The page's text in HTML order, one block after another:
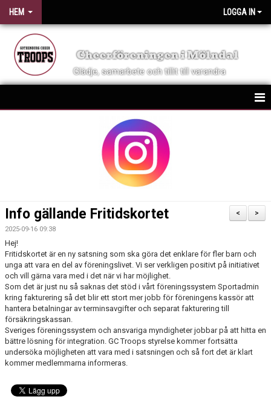
HEM LOGGA IN
Cheerföreningen i Mölndal
Glädje, samarbete och tillit till varandra
VID SKADA
KALENDER
BILDGALLERI
DOKUMENT
BÖRJA HOS GC TROOPS!
>
<
Info gällande Fritidskortet
2025-09-16 09:38
Hej!
Fritidskortet är en ny satsning som ska göra det enklare för fler barn och
unga att vara en del av föreningslivet. Vi ser verkligen positivt på initiativet
och vill gärna vara med i det när vi har möjlighet.
Som det är just nu så saknas det stöd i vårt föreningssystem Sportadmin
kring fakturering så det blir ett stort mer jobb för föreningens kassör att
hantera betalningar av terminsavgifter och separat fakturering till
försäkringskassan.
Sveriges föreningssystem och ansvariga myndigheter jobbar på att hitta en
bättre lösning för integration. GC Troops styrelse kommer fortsätta
undersöka möjligheten att vara med i satsningen och så fort det är klart
kommer medlemmarna informeras.